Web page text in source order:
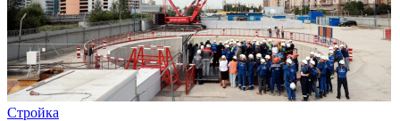
Стройка